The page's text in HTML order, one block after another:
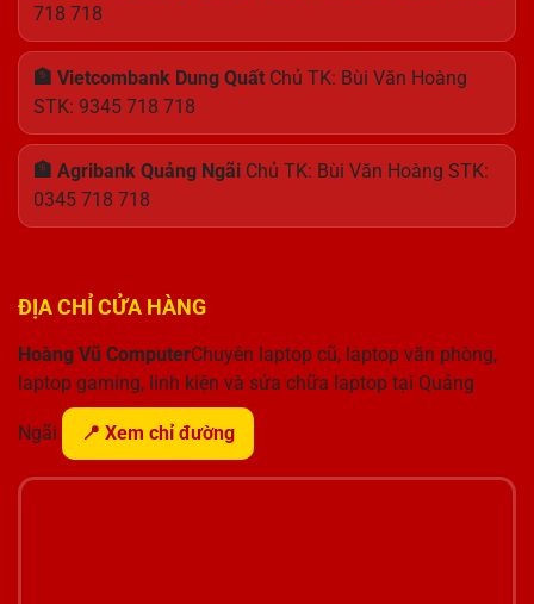
718 718
🏦 Vietcombank Dung Quất Chủ TK: Bùi Văn Hoàng
STK: 9345 718 718
🏦 Agribank Quảng Ngãi Chủ TK: Bùi Văn Hoàng STK:
0345 718 718
ĐỊA CHỈ CỬA HÀNG
Hoàng Vũ ComputerChuyên laptop cũ, laptop văn phòng,
laptop gaming, linh kiện và sửa chữa laptop tại Quảng
Ngãi. 📍 Xem chỉ đường